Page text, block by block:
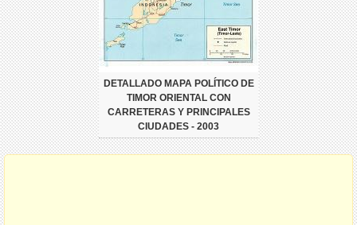
DETALLADO MAPA POLÍTICO DE
TIMOR ORIENTAL CON
CARRETERAS Y PRINCIPALES
CIUDADES - 2003